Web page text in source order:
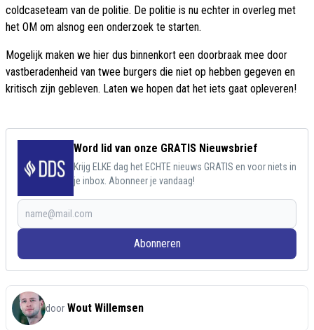
coldcaseteam van de politie. De politie is nu echter in overleg met
het OM om alsnog een onderzoek te starten.
Mogelijk maken we hier dus binnenkort een doorbraak mee door
vastberadenheid van twee burgers die niet op hebben gegeven en
kritisch zijn gebleven. Laten we hopen dat het iets gaat opleveren!
Word lid van onze GRATIS Nieuwsbrief
Krijg ELKE dag het ECHTE nieuws GRATIS en voor niets in
je inbox. Abonneer je vandaag!
Abonneren
door Wout Willemsen